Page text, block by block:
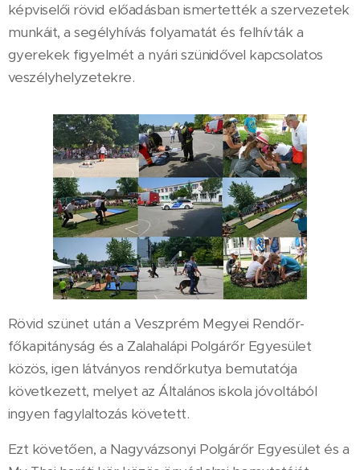
képviselői rövid előadásban ismertették a szervezetek
munkáit, a segélyhívás folyamatát és felhívták a
gyerekek figyelmét a nyári szünidővel kapcsolatos
veszélyhelyzetekre.
Rövid szünet után a Veszprém Megyei Rendőr-
főkapitányság és a Zalahalápi Polgárőr Egyesület
közös, igen látványos rendőrkutya bemutatója
következett, melyet az Általános iskola jóvoltából
ingyen fagylaltozás követett.
Ezt követően, a Nagyvázsonyi Polgárőr Egyesület és a